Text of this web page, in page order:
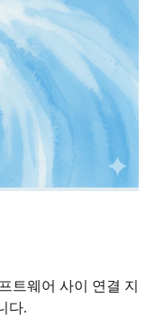
트웨어 사이 연결 지
다.